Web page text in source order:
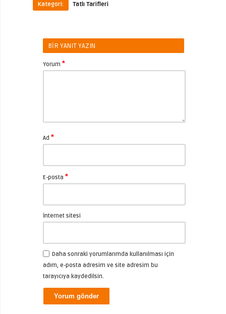
Kategori:
Tatlı Tarifleri
BIR YANIT YAZIN
Yorum *
Ad *
E-posta *
İnternet sitesi
Daha sonraki yorumlarımda kullanılması için
adım, e-posta adresim ve site adresim bu
tarayıcıya kaydedilsin.